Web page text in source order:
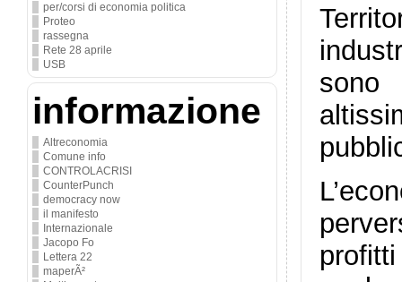
per/corsi di economia politica
Proteo
rassegna
Rete 28 aprile
USB
informazione
Altreconomia
Comune info
CONTROLACRISI
CounterPunch
democracy now
il manifesto
Internazionale
Jacopo Fo
Lettera 22
maperÃ²
sono